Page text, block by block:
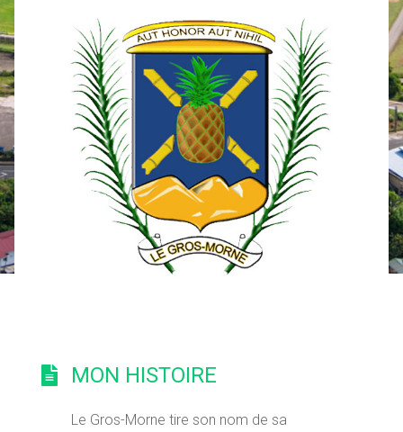
MON HISTOIRE
Le Gros-Morne tire son nom de sa